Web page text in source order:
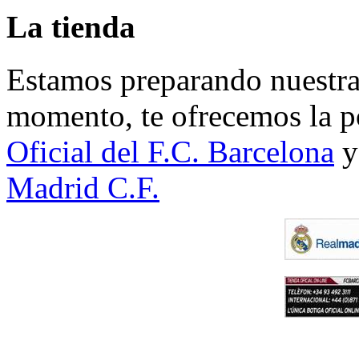
La tienda
Estamos preparando
momento, te ofrecemos la
Oficial del F.C. Barcelona
Madrid C.F.